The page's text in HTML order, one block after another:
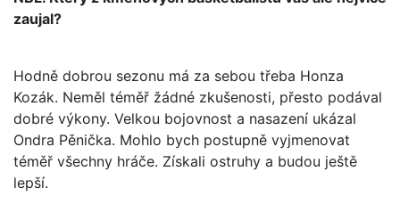
zaujal?
Hodně dobrou sezonu má za sebou třeba Honza
Kozák. Neměl téměř žádné zkušenosti, přesto podával
dobré výkony. Velkou bojovnost a nasazení ukázal
Ondra Pěnička. Mohlo bych postupně vyjmenovat
téměř všechny hráče. Získali ostruhy a budou ještě
lepší.